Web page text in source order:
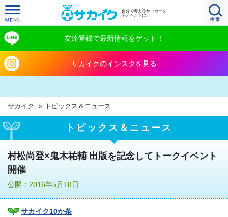
自分で考えるサッカーを
子どもたちに。
友達登録で最新情報をゲット！
サカイクのインスタを見る
サカイク トピックス＆ニュース
トピックス＆ニュース
村松尚登×鬼木祐輔 出版を記念してトークイベント
開催
公開：2016年5月18日
サカイク10か条